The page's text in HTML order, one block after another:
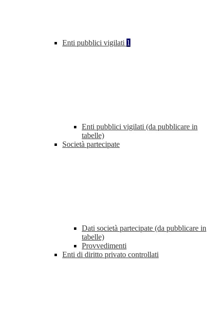
Enti pubblici vigilati 1
Enti pubblici vigilati (da pubblicare in
tabelle)
Società partecipate
Dati società partecipate (da pubblicare in
tabelle)
Provvedimenti
Enti di diritto privato controllati